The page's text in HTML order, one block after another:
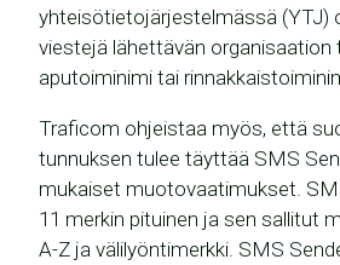
yhteisötietojärjestelmässä (YTJ)
viestejä lähettävän organisaation
aputoiminimi tai
Traficom ohjeistaa myös, että
tunnuksen tulee täyttää SMS
mukaiset muotovaatimukset.
11 merkin pituinen ja sen sallitut
A-Z ja välilyöntimerkki. SMS